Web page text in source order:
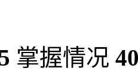
掌握情况